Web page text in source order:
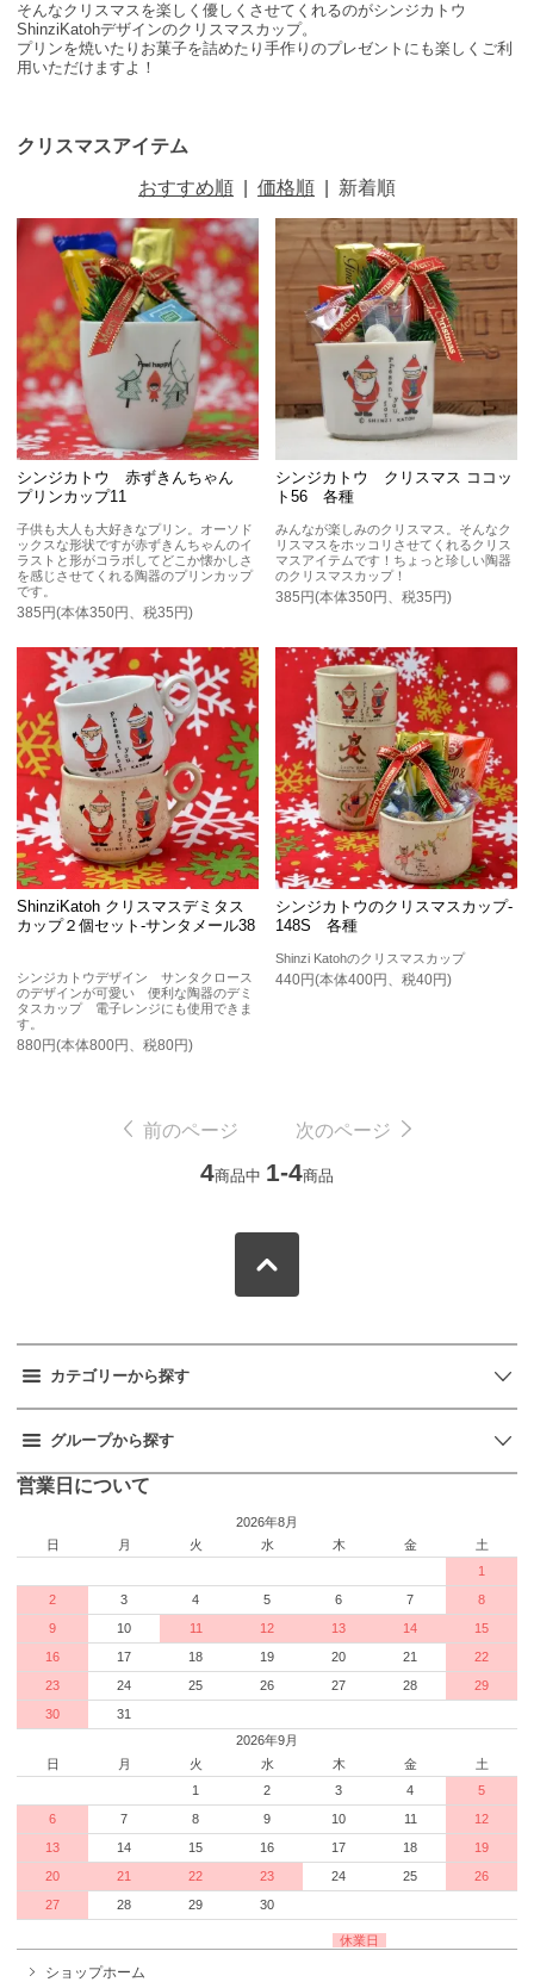
そんなクリスマスを楽しく優しくさせてくれるのがシンジカトウ
ShinziKatohデザインのクリスマスカップ。
プリンを焼いたりお菓子を詰めたり手作りのプレゼントにも楽しくご利
用いただけますよ！
クリスマスアイテム
おすすめ順 価格順 新着順
シンジカトウ 赤ずきんちゃん
プリンカップ11
子供も大人も大好きなプリン。オーソド
ックスな形状ですが赤ずきんちゃんのイ
ラストと形がコラボしてどこか懐かしさ
を感じさせてくれる陶器のプリンカップ
です。
385円(本体350円、税35円)
シンジカトウ クリスマス ココッ
ト56 各種
みんなが楽しみのクリスマス。そんなク
リスマスをホッコリさせてくれるクリス
マスアイテムです！ちょっと珍しい陶器
のクリスマスカップ！
385円(本体350円、税35円)
ShinziKatoh クリスマスデミタス
カップ２個セット-サンタメール38
シンジカトウデザイン サンタクロース
のデザインが可愛い 便利な陶器のデミ
タスカップ 電子レンジにも使用できま
す。
880円(本体800円、税80円)
シンジカトウのクリスマスカップ-
148S 各種
Shinzi Katohのクリスマスカップ
440円(本体400円、税40円)
前のページ 次のページ
4商品中 1-4商品
カテゴリーから探す
グループから探す
営業日について
2026年8月
日
月 火 水 木 金
土
1
2
3 4 5 6 7
8
9
10 11 12 13 14
15
16
17 18 19 20 21
22
23
24 25 26 27 28
29
30
31
2026年9月
日
月 火 水 木 金
土
1
2 3 4
5
6
7 8 9 10 11
12
13
14 15 16 17 18
19
20
21 22 23 24 25
26
27
28 29 30
休業日
ショップホーム